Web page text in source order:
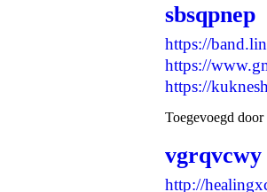
sbsqpnep
https://
https://
https://
Toegevoegd door
vgrqvcwy
http://